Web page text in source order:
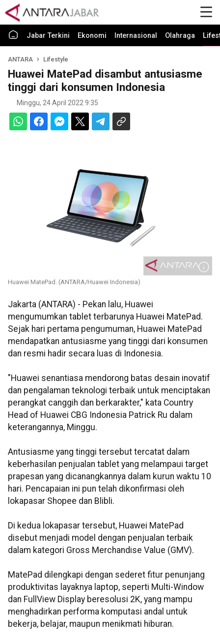
Jabar Terkini Ekonomi Internasional Olahraga
ANTARA Lifestyle
Huawei MatePad disambut antusiasme
tinggi dari konsumen Indonesia
Minggu, 24 April 2022 9:35
Huawei MatePad. (ANTARA/Huawei Indonesia)
Jakarta (ANTARA) - Pekan lalu, Huawei
mengumumkan tablet terbarunya Huawei MatePad.
Sejak hari pertama pengumuman, Huawei MatePad
mendapatkan antusiasme yang tinggi dari konsumen
dan resmi hadir secara luas di Indonesia.
"Huawei senantiasa mendorong batas desain inovatif
dan pengalaman teknologi terbaik untuk menciptakan
perangkat canggih dan berkarakter," kata Country
Head of Huawei CBG Indonesia Patrick Ru dalam
keterangannya, Minggu.
Antusiasme yang tinggi tersebut tercatat dalam
keberhasilan penjualan tablet yang melampaui target
prapesan yang dicanangkannya dalam kurun waktu 10
hari. Pencapaian ini pun telah dikonfirmasi oleh
lokapasar Shopee dan Blibli.
Di kedua lokapasar tersebut, Huawei MatePad
disebut menjadi model dengan penjualan terbaik
dalam kategori Gross Merchandise Value (GMV).
MatePad dilengkapi dengan sederet fitur penunjang
produktivitas layaknya laptop, seperti Multi-Window
dan FullView Display beresolusi 2K, yang mampu
menghadirkan performa komputasi andal untuk
bekerja, belajar, maupun menikmati hiburan.